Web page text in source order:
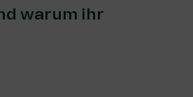
warum ihr